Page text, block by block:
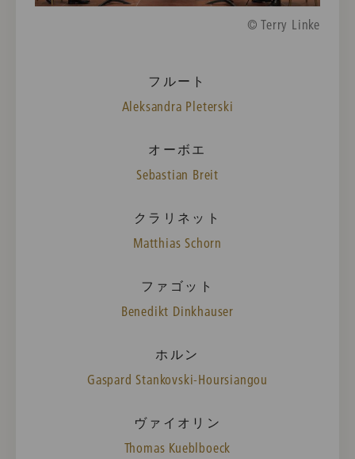
© Terry Linke
フルート
Aleksandra Pleterski
オーボエ
Sebastian Breit
クラリネット
Matthias Schorn
ファゴット
Benedikt Dinkhauser
ホルン
Gaspard Stankovski-Hoursiangou
ヴァイオリン
Thomas Kueblboeck